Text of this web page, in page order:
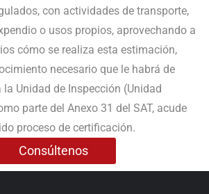
con actividades de transporte,
o usos propios, aprovechando a
cómo se realiza esta estimación,
necesario que le habrá de
Unidad de Inspección (Unidad
parte del Anexo 31 del SAT, acude
proceso de certificación.
Consúltenos